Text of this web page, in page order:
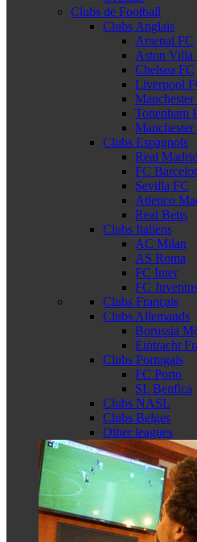
Clubs de Football
Clubs Anglais
Arsenal FC
Aston Villa
Chelsea FC
Liverpool
Tottenham
Clubs Espagnols
Real Madrid
FC
Sevilla FC
Atletico
Real Betis
Clubs Italiens
AC Milan
AS Roma
FC Inter
FC
Clubs Français
Clubs Allemands
Borussia
Eintracht
Clubs Portugais
FC Porto
SL Benfica
Clubs NASL
Clubs Belges
Other leagues